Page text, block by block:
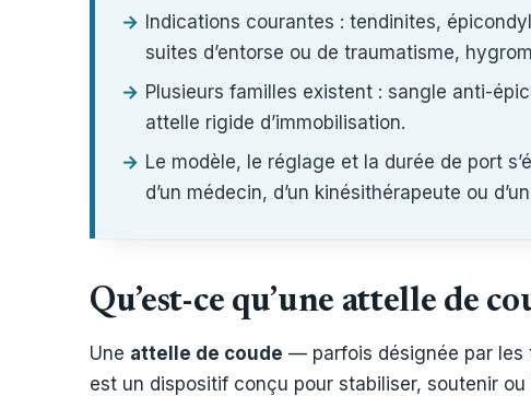
Indications courantes : tendinites,
suites d’entorse ou de traumatisme,
Plusieurs familles existent : sangle anti-
attelle rigide d’immobilisation.
Le modèle, le réglage et la durée de port
d’un médecin, d’un kinésithérapeute ou
Qu’est-ce qu’une attelle de
Une attelle de coude — parfois désignée par les
est un dispositif conçu pour stabiliser, soutenir